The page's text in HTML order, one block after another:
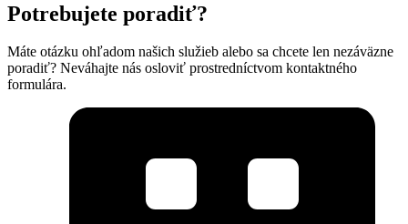
Potrebujete poradiť?
Máte otázku ohľadom našich služieb alebo sa chcete len nezáväzne
poradiť? Neváhajte nás osloviť prostredníctvom kontaktného
formulára.